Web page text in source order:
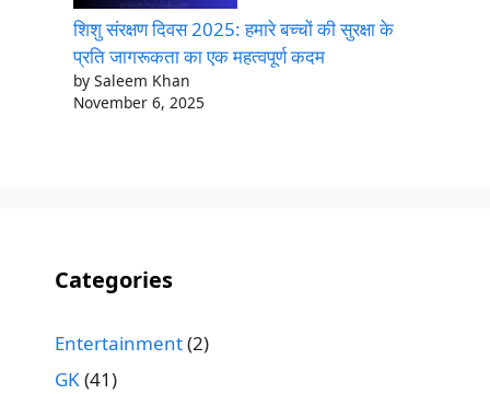
शिशु संरक्षण दिवस 2025: हमारे बच्चों की सुरक्षा के
प्रति जागरूकता का एक महत्वपूर्ण कदम
by Saleem Khan
November 6, 2025
Categories
Entertainment(2)
GK(41)